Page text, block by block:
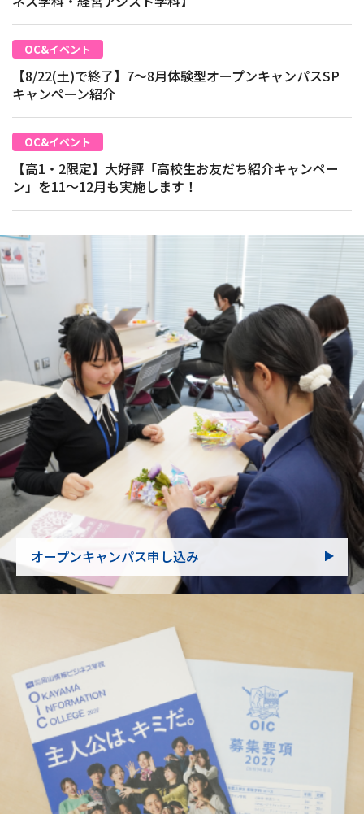
OC&イベント
【8/22(土)で終了】7～8月体験型オープンキャンパスSP
キャンペーン紹介
OC&イベント
【高1・2限定】大好評「高校生お友だち紹介キャンペー
ン」を11～12月も実施します！
オープンキャンパス申し込み